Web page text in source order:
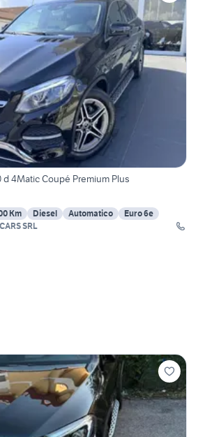
4Matic Coupé Premium Plus
Km Diesel Automatico
Euro 6e
SRL